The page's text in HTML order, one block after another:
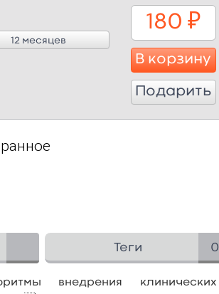
12 месяцев
180 ₽
В корзину
Подарить
Теги 0
внедрения клинических